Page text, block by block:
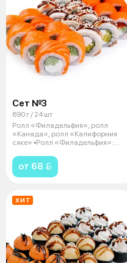
Сет №3
690 г / 24 шт
Ролл «Филадельфия», ролл
«Канада», ролл «Калифорния
сяке» ▪️Ролл «Филадельфия»:
от 68 
ХИТ